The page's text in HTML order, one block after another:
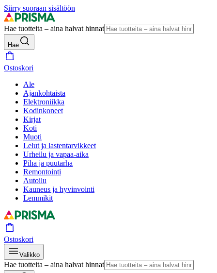
Siirry suoraan sisältöön
Hae tuotteita – aina halvat hinnat
Hae
Ostoskori
Ale
Ajankohtaista
Elektroniikka
Kodinkoneet
Kirjat
Koti
Muoti
Lelut ja lastentarvikkeet
Urheilu ja vapaa-aika
Piha ja puutarha
Remontointi
Autoilu
Kauneus ja hyvinvointi
Lemmikit
Ostoskori
Valikko
Hae tuotteita – aina halvat hinnat